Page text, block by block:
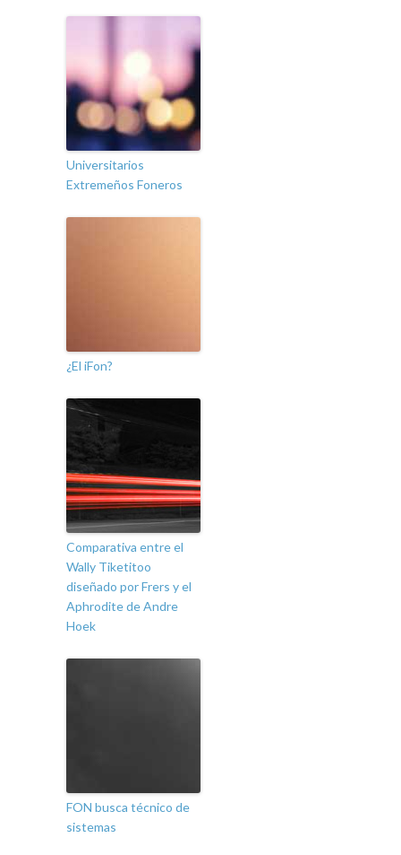
Universitarios
Extremeños Foneros
¿El iFon?
Comparativa entre el
Wally Tiketitoo
diseñado por Frers y el
Aphrodite de Andre
Hoek
FON busca técnico de
sistemas